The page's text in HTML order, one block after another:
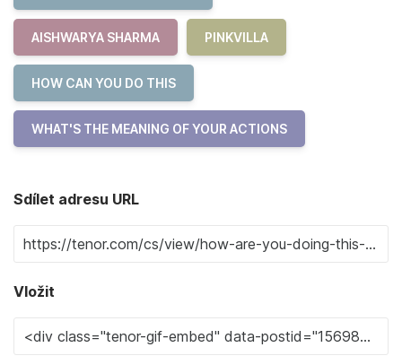
AISHWARYA SHARMA PINKVILLA
HOW CAN YOU DO THIS
WHAT'S THE MEANING OF YOUR ACTIONS
Sdílet adresu URL
Vložit